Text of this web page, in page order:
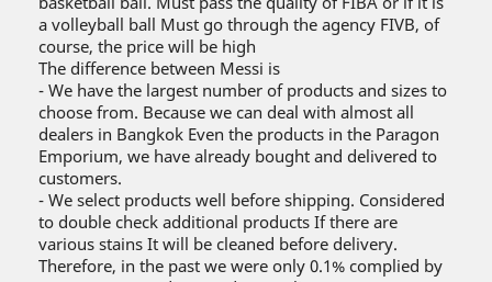
a volleyball ball Must go through the agency FIVB, of
course, the price will be high
The difference between Messi is
- We have the largest number of products and sizes to
choose from. Because we can deal with almost all
dealers in Bangkok Even the products in the Paragon
Emporium, we have already bought and delivered to
customers.
- We select products well before shipping. Considered
to double check additional products If there are
various stains It will be cleaned before delivery.
Therefore, in the past we were only 0.1% complied by